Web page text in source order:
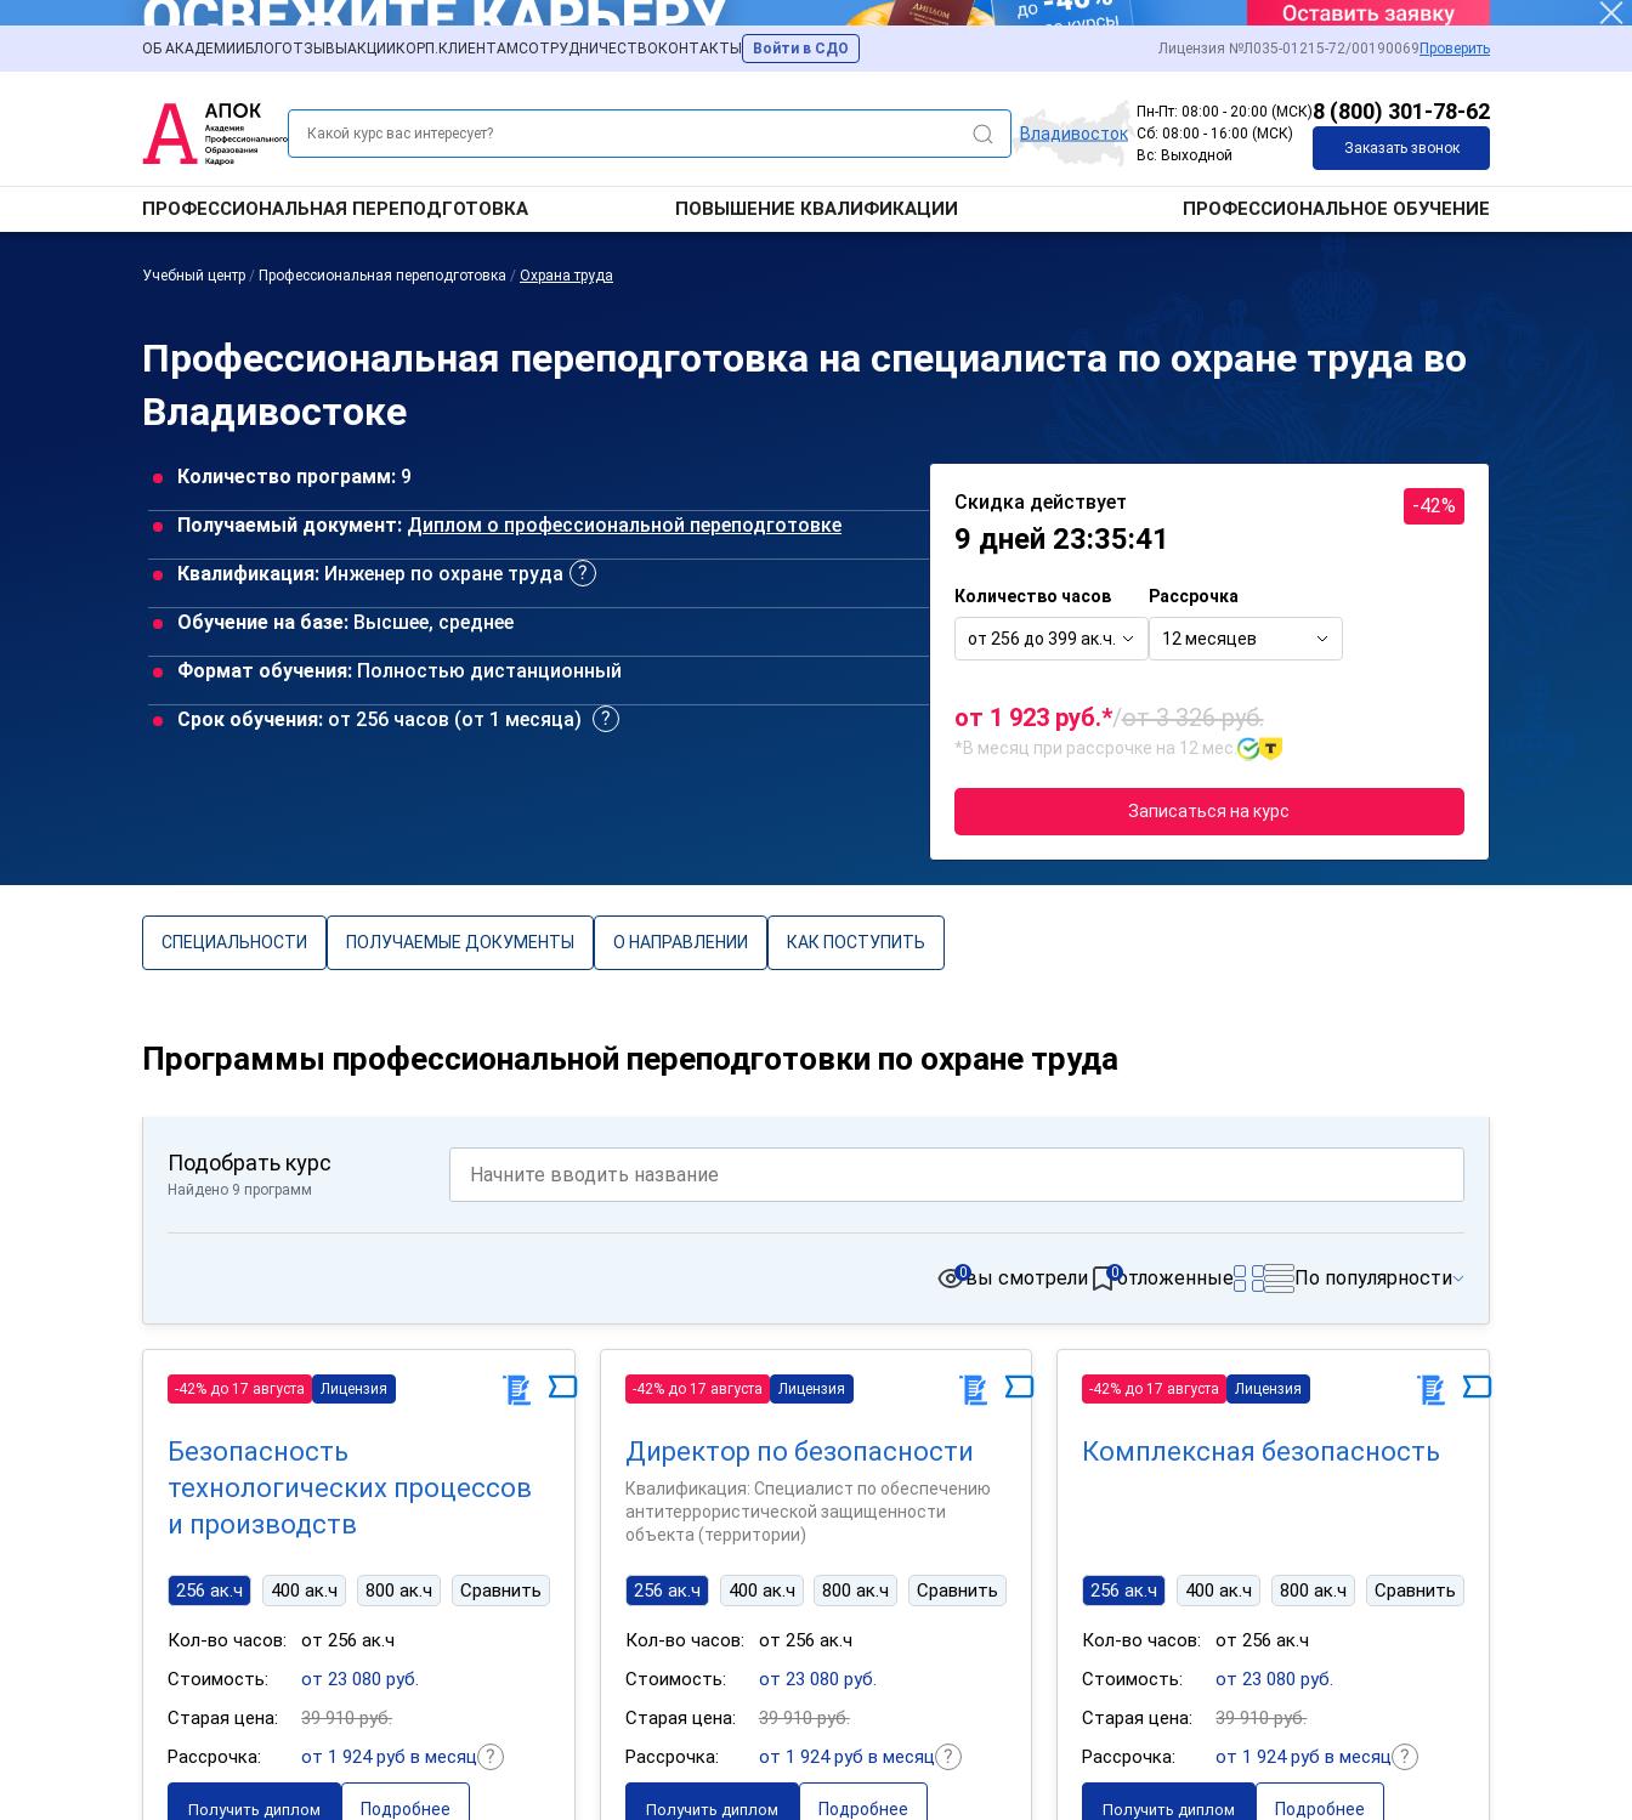
ОБ АКАДЕМИИ БЛОГОТЗЫВЫ АКЦИИ КОРП.КЛИЕНТАМСОТРУДНИЧЕСТВО КОНТАКТЫ Войти в СДО Лицензия №Л035-01215-72/00190069 Проверить
Владивосток
Пн-Пт: 08:00 - 20:00 (МСК)
Сб: 08:00 - 16:00 (МСК)
Вс: Выходной
8 (800) 301-78-62
Заказать звонок
ПРОФЕССИОНАЛЬНАЯ ПЕРЕПОДГОТОВКА ПОВЫШЕНИЕ КВАЛИФИКАЦИИ ПРОФЕССИОНАЛЬНОЕ ОБУЧЕНИЕ
Учебный центр / Профессиональная переподготовка / Охрана труда
Профессиональная переподготовка на специалиста по охране труда во
Владивостоке
Количество программ: 9
Получаемый документ: Диплом о профессиональной переподготовке
Квалификация: Инженер по охране труда
Обучение на базе: Высшее, среднее
Формат обучения: Полностью дистанционный
Срок обучения: от 256 часов (от 1 месяца)
Скидка действует
9 дней 23:35:41
-42%
Количество часов
от 256 до 399 ак.ч.
Рассрочка
12 месяцев
от 1 923 руб.*/от 3 326 руб.
*В месяц при рассрочке на 12 мес.
Записаться на курс
СПЕЦИАЛЬНОСТИ ПОЛУЧАЕМЫЕ ДОКУМЕНТЫ О НАПРАВЛЕНИИ КАК ПОСТУПИТЬ
Программы профессиональной переподготовки по охране труда
Подобрать курс
Найдено 9 программ
вы смотрели
0 отложенные
0 По популярности
-42% до 17 августа Лицензия
Безопасность
технологических процессов
и производств
256 ак.ч 400 ак.ч 800 ак.ч Сравнить
Кол-во часов:
от 256 ак.ч
Стоимость:
от 23 080 руб.
Старая цена:
39 910 руб.
Рассрочка:
от 1 924 руб в месяц
Получить диплом Подробнее
-42% до 17 августа Лицензия
Директор по безопасности
Квалификация: Специалист по обеспечению
антитеррористической защищенности
объекта (территории)
256 ак.ч 400 ак.ч 800 ак.ч Сравнить
Кол-во часов:
от 256 ак.ч
Стоимость:
от 23 080 руб.
Старая цена:
39 910 руб.
Рассрочка:
от 1 924 руб в месяц
Получить диплом Подробнее
-42% до 17 августа Лицензия
Комплексная безопасность
256 ак.ч 400 ак.ч 800 ак.ч Сравнить
Кол-во часов:
от 256 ак.ч
Стоимость:
от 23 080 руб.
Старая цена:
39 910 руб.
Рассрочка:
от 1 924 руб в месяц
Получить диплом Подробнее